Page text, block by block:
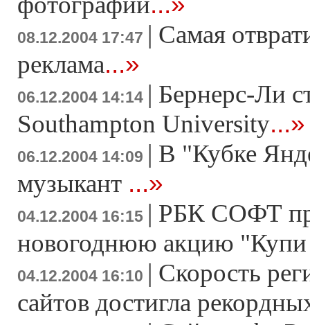
08.12.2004 17:47 | Самая
реклама...»
06.12.2004 14:14 | Бернерс-Ли
Southampton University...»
06.12.2004 14:09 | В "Кубке
музыкант ...»
04.12.2004 16:15 | РБК СОФТ
новогоднюю акцию "Купи
04.12.2004 16:10 | Скорость
сайтов достигла